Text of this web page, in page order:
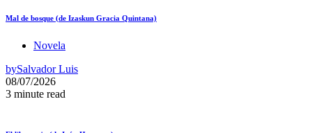
Mal de bosque (de Izaskun Gracia Quintana)
Novela
bySalvador Luis
08/07/2026
3 minute read